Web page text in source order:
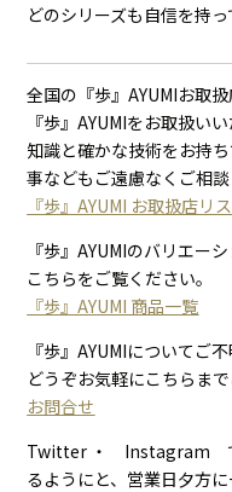
どのシリーズも自信を持っ
全国の『歩』AYUMIお取
『歩』AYUMIをお取扱い
知識と確かな技術をお持
事などもご遠慮なくご相談
『歩』AYUMI お取扱店リ
『歩』AYUMIのバリエー
こちらをご覧ください。
『歩』AYUMI 商品一覧
『歩』AYUMIについてご
どうぞお気軽にこちらまで
お問合せ
Twitter ・ Instagram で
るようにと、営業日夕方